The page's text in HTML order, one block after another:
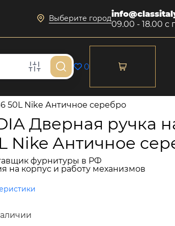
Выберите город
09.00 - 18.00 с
0
50L Nike Античное серебро
Дверная ручка
Nike Античное
фурнитуры в РФ
на корпус и работу механизмов